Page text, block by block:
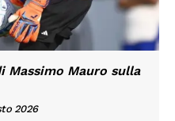
Massimo Mauro sulla
2026